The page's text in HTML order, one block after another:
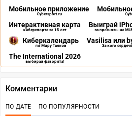
Мобильное приложение
Cybersport.ru
Интерактивная карта
киберспорта за 15 лет
Выиграй
за прогнозы на
Киберкалендарь
по Миру Танков
Vasilisa или
За кого
The International 2026
выбирай фаворита!
Комментарии
ПО ДАТЕ ПО ПОПУЛЯРНОСТИ